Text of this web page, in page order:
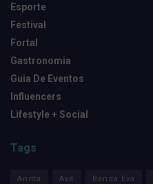
Esporte
Festival
Fortal
Gastronomia
Guia De Eventos
Influencers
Lifestyle + Social
Tags
Anitta Axé Banda Eva